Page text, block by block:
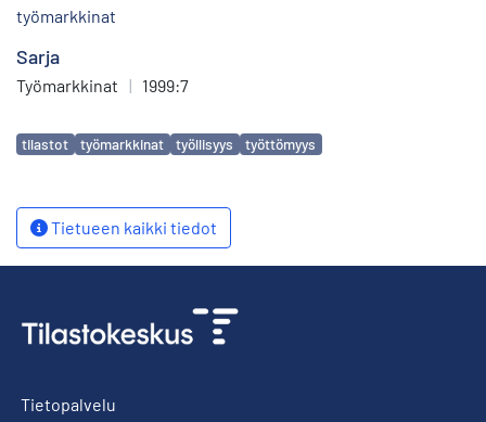
työmarkkinat
Sarja
Työmarkkinat | 1999:7
Avainsanat
tilastot työmarkkinat työllisyys työttömyys
Tietueen kaikki tiedot
Tietopalvelu